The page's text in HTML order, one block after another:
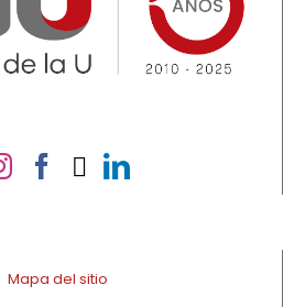
Mapa del sitio